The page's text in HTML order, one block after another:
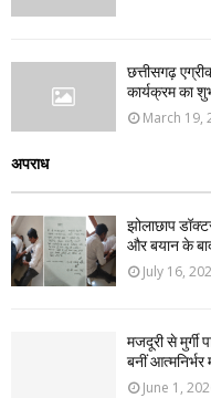
छत्तीसगढ़
कार्यक्रम का
March 19,
अपराध
झोलाछाप
और बयान के
July 16,
मजदूरी से मुर्गी
बनीं आत्मनिर्भर
June 1,